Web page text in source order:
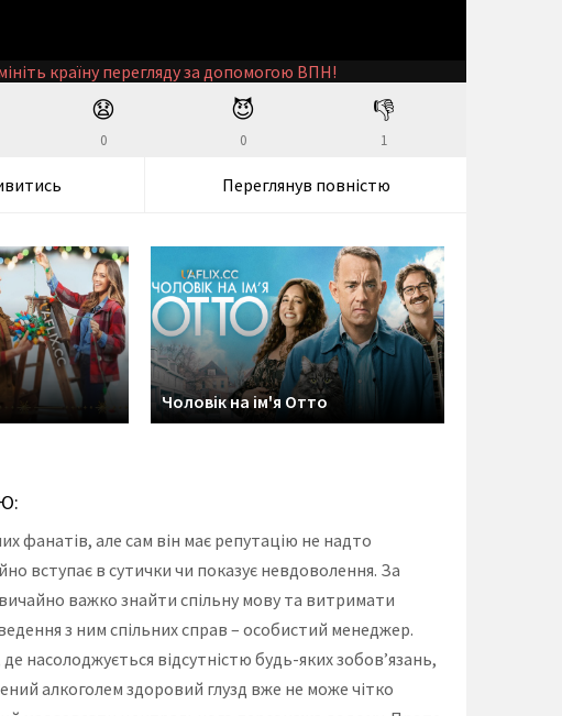
країну перегляду за допомогою ВПН!
😧
0
😈
0
👎
1
Переглянув повністю
Чоловік на ім'я Отто
фанатів, але сам він має репутацію не надто
вступає в сутички чи показує невдоволення. За
важко знайти спільну мову та витримати
з ним спільних справ – особистий менеджер.
насолоджується відсутністю будь-яких зобов’язань,
алкоголем здоровий глузд вже не може чітко